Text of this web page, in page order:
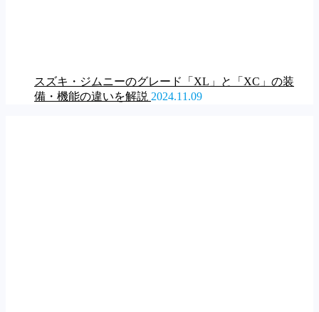
スズキ・ジムニーのグレード「XL」と「XC」の装
備・機能の違いを解説 2024.11.09